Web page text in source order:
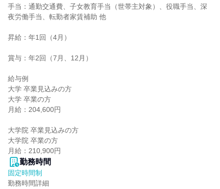
手当：通勤交通費、子女教育手当（世帯主対象）、役職手当、深
夜労働手当、転勤者家賃補助 他
昇給：年1回（4月）
賞与：年2回（7月、12月）
給与例
大学 卒業見込みの方
大学 卒業の方
月給：204,600円
大学院 卒業見込みの方
大学院 卒業の方
月給：210,900円
勤務時間
固定時間制
勤務時間詳細